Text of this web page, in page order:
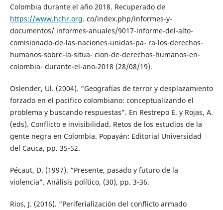
Colombia durante el año 2018. Recuperado de
https://www.hchr.org. co/index.php/informes-y-
documentos/ informes-anuales/9017-informe-del-alto-
comisionado-de-las-naciones-unidas-pa- ra-los-derechos-
humanos-sobre-la-situa- cion-de-derechos-humanos-en-
colombia- durante-el-ano-2018 (28/08/19).
Oslender, Ul. (2004). “Geografías de terror y desplazamiento
forzado en el pacifico colombiano: conceptualizando el
problema y buscando respuestas”. En Restrepo E. y Rojas, A.
(eds). Conflicto e invisibilidad. Retos de los estudios de la
gente negra en Colombia. Popayán: Editorial Universidad
del Cauca, pp. 35-52.
Pécaut, D. (1997). “Presente, pasado y futuro de la
violencia”. Análisis político, (30), pp. 3-36.
Rios, J. (2016). “Periferialización del conflicto armado